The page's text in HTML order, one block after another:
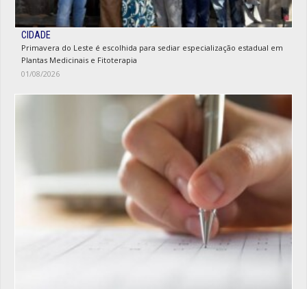
CIDADE
Primavera do Leste é escolhida para sediar especialização estadual em
Plantas Medicinais e Fitoterapia
01/08/2026